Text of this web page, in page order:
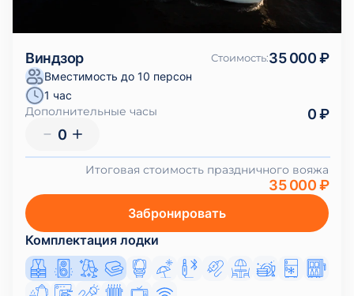
Виндзор Стоимость:35 000 ₽
Вместимость до 10 персон
1 час
Дополнительные часы
0
0 ₽
Итоговая стоимость праздничного вояжа
35 000 ₽
Забронировать
Комплектация лодки